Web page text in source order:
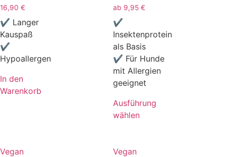
16,90 €
✔ Langer
Kauspaß
✔
Hypoallergen
In den
Warenkorb
ab 9,95 €
✔
Insektenprotein
als Basis
✔ Für Hunde
mit Allergien
geeignet
Ausführung
wählen
Vegan Vegan